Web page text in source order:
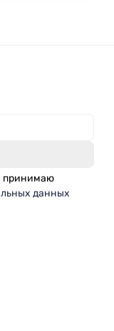
принимаю
данных